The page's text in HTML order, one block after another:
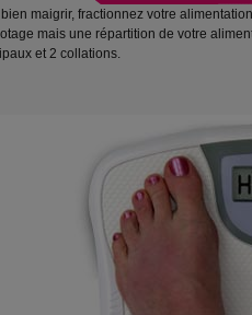
bien maigrir, fractionnez votre
mais une répartition de votre
et 2 collations.